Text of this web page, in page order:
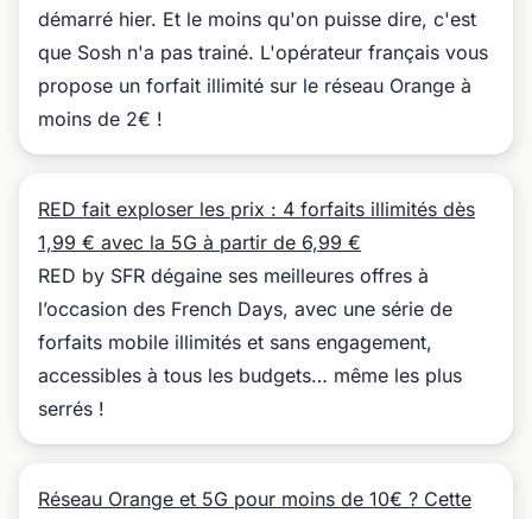
démarré hier. Et le moins qu'on puisse dire, c'est
que Sosh n'a pas trainé. L'opérateur français vous
propose un forfait illimité sur le réseau Orange à
moins de 2€ !
RED fait exploser les prix : 4 forfaits illimités dès
1,99 € avec la 5G à partir de 6,99 €
RED by SFR dégaine ses meilleures offres à
l’occasion des French Days, avec une série de
forfaits mobile illimités et sans engagement,
accessibles à tous les budgets… même les plus
serrés !
Réseau Orange et 5G pour moins de 10€ ? Cette